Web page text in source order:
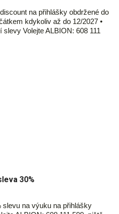
na přihlášky obdržené do
kdykoliv až do 12/2027 •
Volejte ALBION: 608 111
30%
na výuku na přihlášky